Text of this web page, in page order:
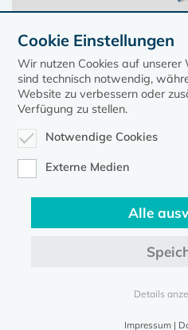
Diese Seite gehört
Evangelische Kirche in
Cookie Einstellungen
Wir nutzen Cookies auf unserer
sind technisch notwendig,
Website zu verbessern oder
Verfügung zu stellen.
Notwendige Cookies
Externe Medien
Alle
Details
Impressum |